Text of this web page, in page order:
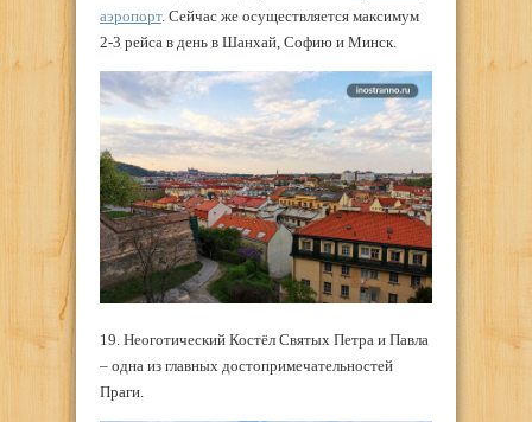
аэропорт. Сейчас же осуществляется максимум
2-3 рейса в день в Шанхай, Софию и Минск.
19. Неоготический Костёл Святых Петра и Павла
– одна из главных достопримечательностей
Праги.